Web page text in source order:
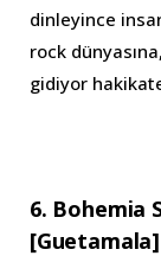
dinleyince
rock
gidiyor
6. Bohemia
[Guetamala]